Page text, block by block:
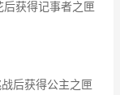
获得记事者之匣
后获得公主之匣